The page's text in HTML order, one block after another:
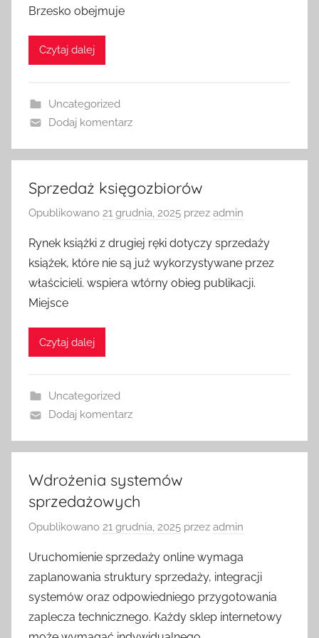
Brzesko obejmuje
Czytaj dalej
Uncategorized
Dodaj komentarz
Sprzedaż księgozbiorów
Opublikowano 21 grudnia, 2025 przez admin
Rynek książki z drugiej ręki dotyczy sprzedaży
książek, które nie są już wykorzystywane przez
właścicieli. wspiera wtórny obieg publikacji.
Miejsce
Czytaj dalej
Uncategorized
Dodaj komentarz
Wdrożenia systemów
sprzedażowych
Opublikowano 21 grudnia, 2025 przez admin
Uruchomienie sprzedaży online wymaga
zaplanowania struktury sprzedaży, integracji
systemów oraz odpowiedniego przygotowania
zaplecza technicznego. Każdy sklep internetowy